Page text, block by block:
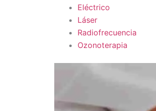
Eléctrico
Láser
Radiofrecuencia
Ozonoterapia